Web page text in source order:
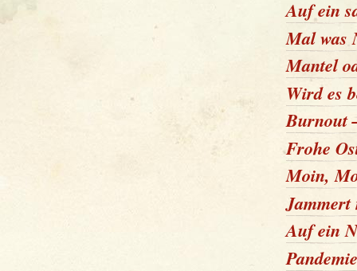
Auf ein
Mal was
Mantel
Wird es
Burnout
Frohe
Moin,
Auf ein